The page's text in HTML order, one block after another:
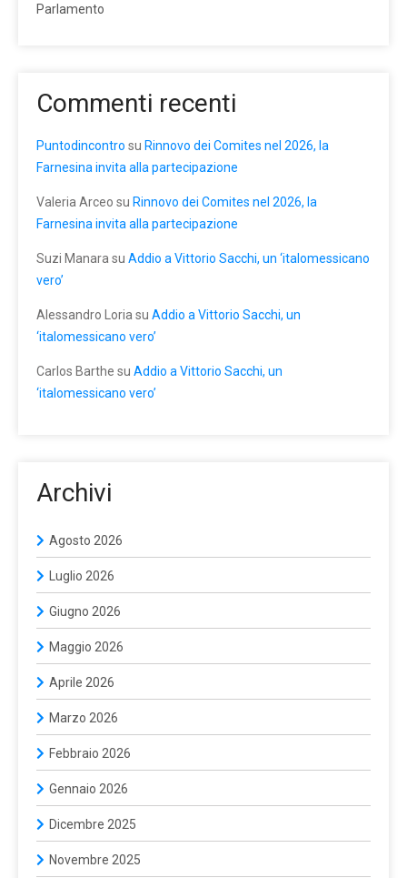
Parlamento
Commenti recenti
Puntodincontro su Rinnovo dei Comites nel 2026, la
Farnesina invita alla partecipazione
Valeria Arceo su Rinnovo dei Comites nel 2026, la
Farnesina invita alla partecipazione
Suzi Manara su Addio a Vittorio Sacchi, un ‘italomessicano
vero’
Alessandro Loria su Addio a Vittorio Sacchi, un
‘italomessicano vero’
Carlos Barthe su Addio a Vittorio Sacchi, un
‘italomessicano vero’
Archivi
Agosto 2026
Luglio 2026
Giugno 2026
Maggio 2026
Aprile 2026
Marzo 2026
Febbraio 2026
Gennaio 2026
Dicembre 2025
Novembre 2025